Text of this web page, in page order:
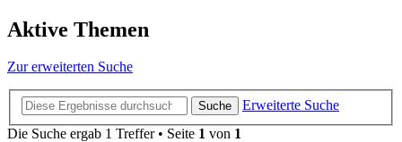
Aktive Themen
Zur erweiterten Suche
Suche
Erweiterte Suche
Die Suche ergab 1 Treffer • Seite 1 von 1